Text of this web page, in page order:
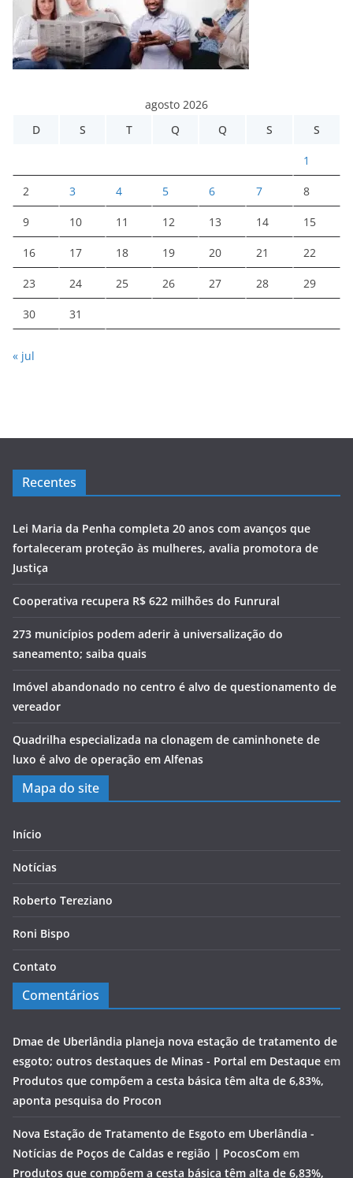
agosto 2026
D
S T Q Q S S
1
2 3 4 5 6 7 8
9 10 11 12 13 14 15
16 17 18 19 20 21 22
23 24 25 26 27 28 29
30 31
« jul
Recentes
Lei Maria da Penha completa 20 anos com avanços que
fortaleceram proteção às mulheres, avalia promotora de
Justiça
Cooperativa recupera R$ 622 milhões do Funrural
273 municípios podem aderir à universalização do
saneamento; saiba quais
Imóvel abandonado no centro é alvo de questionamento de
vereador
Quadrilha especializada na clonagem de caminhonete de
luxo é alvo de operação em Alfenas
Mapa do site
Início
Notícias
Roberto Tereziano
Roni Bispo
Contato
Comentários
Dmae de Uberlândia planeja nova estação de tratamento de
esgoto; outros destaques de Minas - Portal em Destaque em
Produtos que compõem a cesta básica têm alta de 6,83%,
aponta pesquisa do Procon
Nova Estação de Tratamento de Esgoto em Uberlândia -
Notícias de Poços de Caldas e região | PocosCom em
Produtos que compõem a cesta básica têm alta de 6,83%,